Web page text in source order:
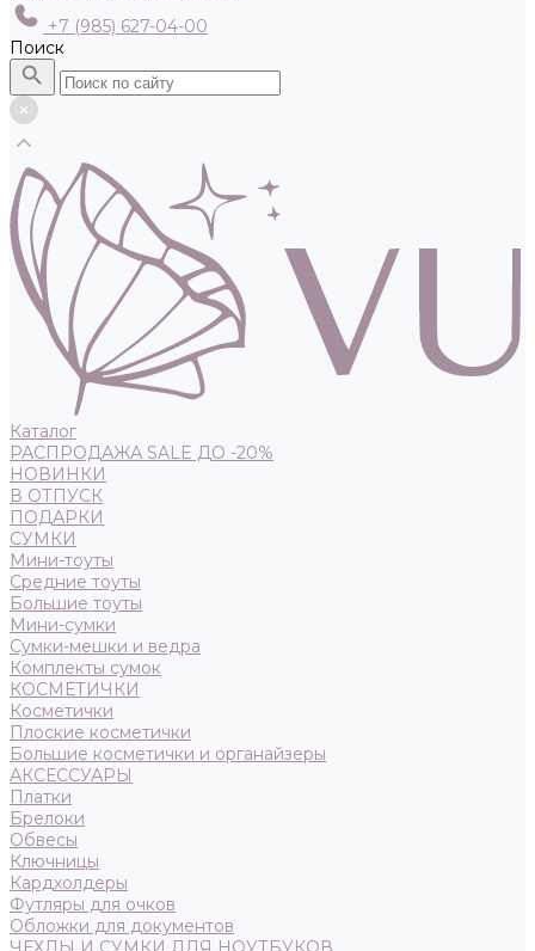
+7 (985) 627-04-00
Поиск
Каталог
РАСПРОДАЖА SALE ДО -20%
НОВИНКИ
В ОТПУСК
ПОДАРКИ
СУМКИ
Мини-тоуты
Средние тоуты
Большие тоуты
Мини-сумки
Сумки-мешки и ведра
Комплекты сумок
КОСМЕТИЧКИ
Косметички
Плоские косметички
Большие косметички и органайзеры
АКСЕССУАРЫ
Платки
Брелоки
Обвесы
Ключницы
Кардхолдеры
Футляры для очков
Обложки для документов